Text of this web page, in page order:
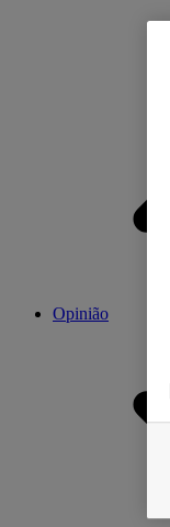
Opinião